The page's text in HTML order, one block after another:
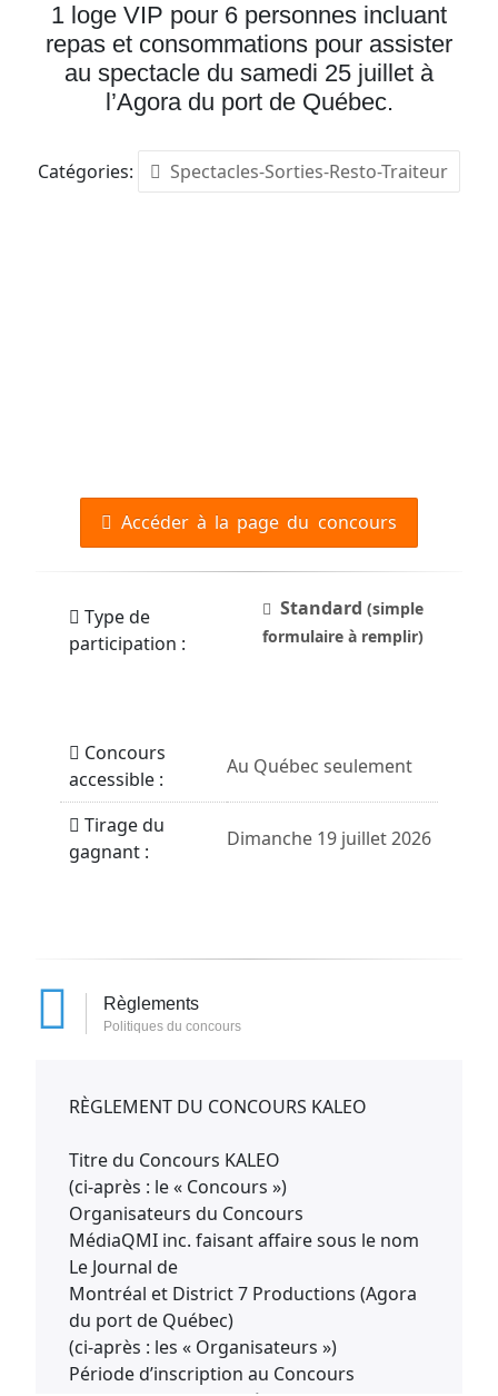
1 loge VIP pour 6 personnes incluant
repas et consommations pour assister
au spectacle du samedi 25 juillet à
l’Agora du port de Québec.
Catégories: Spectacles-Sorties-Resto-Traiteur
Accéder à la page du concours
Type de
participation :
Standard (simple
formulaire à remplir)
Concours
accessible :
Au Québec seulement
Tirage du
gagnant :
Dimanche 19 juillet 2026
Règlements
Politiques du concours
RÈGLEMENT DU CONCOURS KALEO
Titre du Concours KALEO
(ci-après : le « Concours »)
Organisateurs du Concours
MédiaQMI inc. faisant affaire sous le nom
Le Journal de
Montréal et District 7 Productions (Agora
du port de Québec)
(ci-après : les « Organisateurs »)
Période d’inscription au Concours